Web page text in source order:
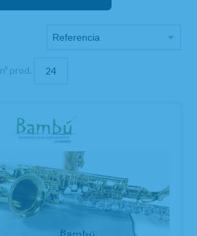
nº prod.